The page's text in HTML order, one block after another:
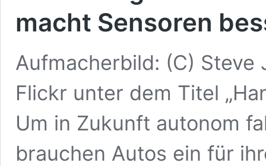
macht Sensoren
Aufmacherbild: (C)
Flickr unter dem Titel
Um in Zukunft autonom
brauchen Autos ein für